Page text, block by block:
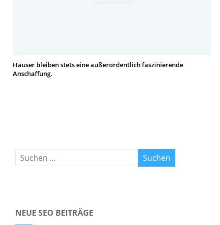
Häuser bleiben stets eine außerordentlich faszinierende
Anschaffung.
NEUE SEO BEITRÄGE